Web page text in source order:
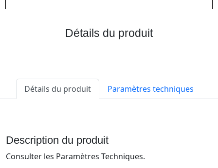
Détails du produit
Détails du produit Paramètres techniques
Description du produit
Consulter les Paramètres Techniques.